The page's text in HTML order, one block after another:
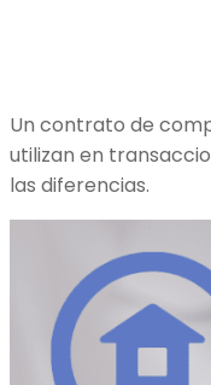
Un contrato de
utilizan en
las diferencias.